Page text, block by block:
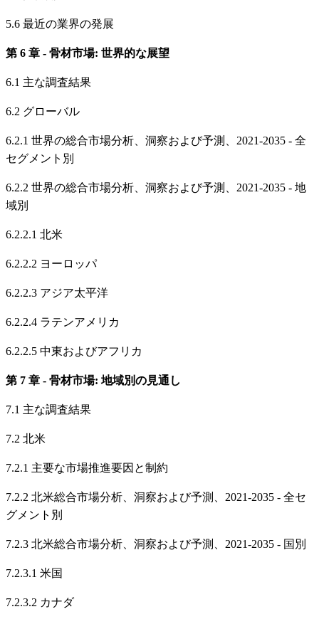
5.6 最近の業界の発展
第 6 章 - 骨材市場: 世界的な展望
6.1 主な調査結果
6.2 グローバル
6.2.1 世界の総合市場分析、洞察および予測、2021-2035 - 全
セグメント別
6.2.2 世界の総合市場分析、洞察および予測、2021-2035 - 地
域別
6.2.2.1 北米
6.2.2.2 ヨーロッパ
6.2.2.3 アジア太平洋
6.2.2.4 ラテンアメリカ
6.2.2.5 中東およびアフリカ
第 7 章 - 骨材市場: 地域別の見通し
7.1 主な調査結果
7.2 北米
7.2.1 主要な市場推進要因と制約
7.2.2 北米総合市場分析、洞察および予測、2021-2035 - 全セ
グメント別
7.2.3 北米総合市場分析、洞察および予測、2021-2035 - 国別
7.2.3.1 米国
7.2.3.2 カナダ